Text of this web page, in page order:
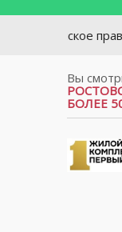
Донское
Вы
БОЛЕЕ